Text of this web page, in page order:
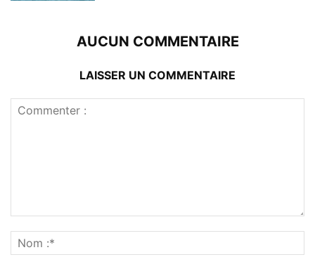
AUCUN COMMENTAIRE
LAISSER UN COMMENTAIRE